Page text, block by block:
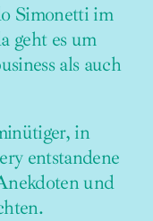
Simonetti im
geht es um
als auch
in
entstandene
und